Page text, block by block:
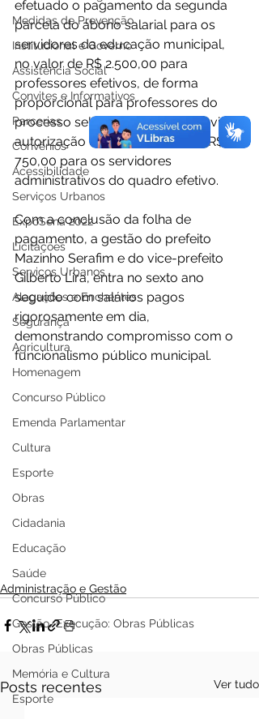
Medidas de Prevenção
Institucional e Governo
Assistência Social
Convites e Informativos
Parcerias
Convênios
Acessibilidade
Serviços Urbanos
ExpoSena 2022
Licitações
Serviços Urbanos
Alagações e Enchentes
Segurança
Agricultura
Homenagem
Concurso Público
Emenda Parlamentar
Cultura
Esporte
Obras
Cidadania
Educação
Saúde
Concurso Público
Gestão/Execução: Obras Públicas
Obras Públicas
Memória e Cultura
Esporte
efetuado o pagamento da segunda
parcela do abono salarial para os
servidores da educação municipal,
no valor de R$ 2.500,00 para
professores efetivos, de forma
proporcional para professores do
processo seletivo e contratados via
autorização da Câmara, e ainda R$
750,00 para os servidores
administrativos do quadro efetivo.
Com a conclusão da folha de
pagamento, a gestão do prefeito
Mazinho Serafim e do vice-prefeito
Gilberto Lira, entra no sexto ano
seguido com salários pagos
rigorosamente em dia,
demonstrando compromisso com o
funcionalismo público municipal.
Administração e Gestão
Posts recentes Ver tudo